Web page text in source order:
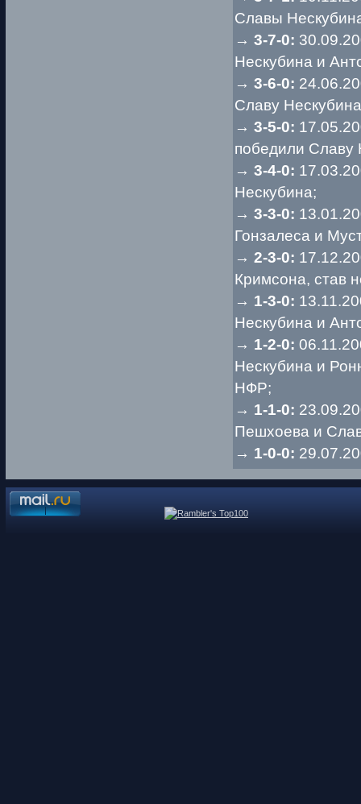
Славы
→ 3-7-0:
Нескубина и
→ 3-6-0:
Славу
→ 3-5-0:
победили Славу
→ 3-4-0:
Нескубина;
→ 3-3-0:
Гонзалеса и
→ 2-3-0:
Кримсона, став
→ 1-3-0:
Нескубина и
→ 1-2-0:
Нескубина и
НФР;
→ 1-1-0:
Пешхоева и
→ 1-0-0: